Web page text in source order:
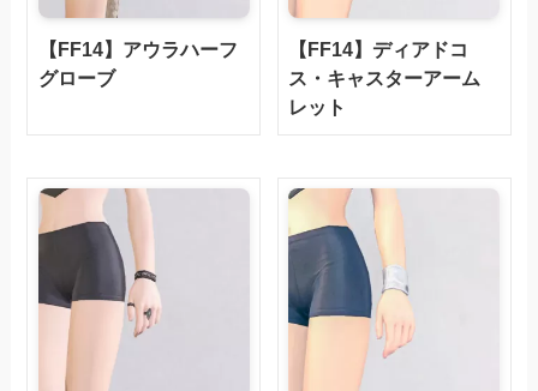
【FF14】アウラハーフ
グローブ
【FF14】ディアドコ
ス・キャスターアーム
レット